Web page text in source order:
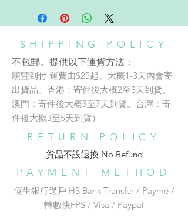
險）
提供以下運貨方法：
運費由$30起。大概1-3天內會寄出貨
品。香港：寄件後大概2至3天到
貨。澳門：寄件後大概3至7天到
貨。台灣：寄件後大概3至5天到
貨）
香港）
運費由$28起。大概一星期內寄出貨
品。寄件後大概3-7個工作天送達。
https://docs.google.com/forms/d/e
/1FAIpQLSe_REZ_xH4P19gIIyGN1
SHOP/WORKSHOP
Address:
️⛩️銅鑼灣東角Laforet 1 樓137號舖
🚇地鐵銅鑼灣 E 出口步行約 1 分鐘
Phone: 852-96542526
OPENING HOURS
SHIPPING POLICY
不包郵。提供以下運貨方法：
順豐到付 運費由$25起。大概1-3天內會寄
出貨品。香港：寄件後大概2至3天到貨。
澳門：寄件後大概3至7天到貨。台灣：寄
件後大概3至5天到貨）
RETURN POLICY
貨品不設退換 No Refund​
PAYMENT METHOD
恆生銀行過戶 HS Bank Transfer / Payme /
轉數快FPS / Visa / Paypal